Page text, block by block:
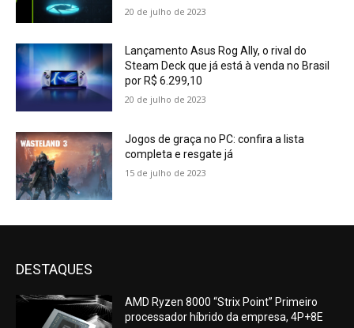
20 de julho de 2023
Lançamento Asus Rog Ally, o rival do
Steam Deck que já está à venda no Brasil
por R$ 6.299,10
20 de julho de 2023
Jogos de graça no PC: confira a lista
completa e resgate já
15 de julho de 2023
DESTAQUES
AMD Ryzen 8000 “Strix Point” Primeiro
processador híbrido da empresa, 4P+8E